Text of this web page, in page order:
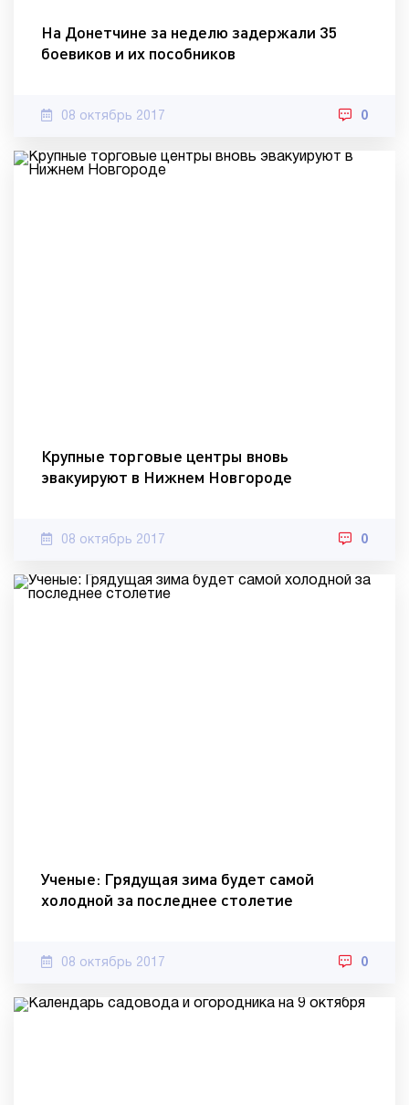
На Донетчине за неделю задержали 35
боевиков и их пособников
08 октябрь 2017 0
Крупные торговые центры вновь
эвакуируют в Нижнем Новгороде
08 октябрь 2017 0
Ученые: Грядущая зима будет самой
холодной за последнее столетие
08 октябрь 2017 0